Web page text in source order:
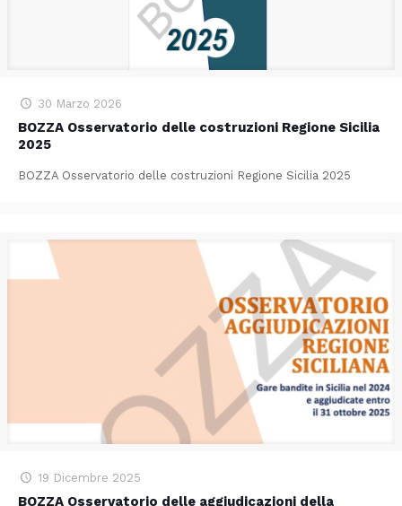
30 Marzo 2026
BOZZA Osservatorio delle costruzioni Regione Sicilia
2025
BOZZA Osservatorio delle costruzioni Regione Sicilia 2025
19 Dicembre 2025
BOZZA Osservatorio delle aggiudicazioni della